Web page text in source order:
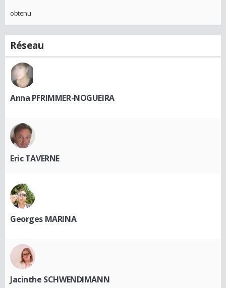
obtenu
Réseau
Anna PFRIMMER-NOGUEIRA
Eric TAVERNE
Georges MARINA
Jacinthe SCHWENDIMANN